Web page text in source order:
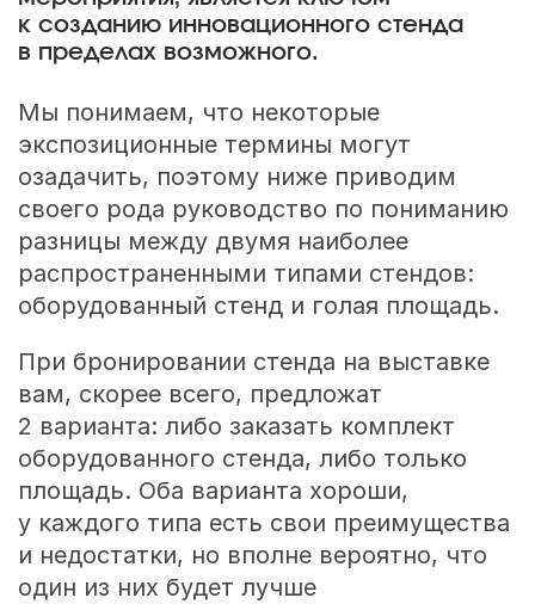
к созданию инновационного стенда
в пределах возможного.
Мы понимаем, что некоторые
экспозиционные термины могут
озадачить, поэтому ниже приводим
своего рода руководство по пониманию
разницы между двумя наиболее
распространенными типами стендов:
оборудованный стенд и голая площадь.
При бронировании стенда на выставке
вам, скорее всего, предложат
2 варианта: либо заказать комплект
оборудованного стенда, либо только
площадь. Оба варианта хороши,
у каждого типа есть свои преимущества
и недостатки, но вполне вероятно, что
один из них будет лучше